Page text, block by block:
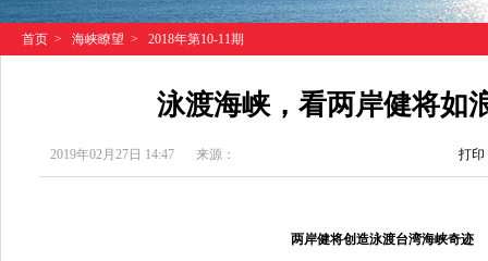
首页 > 海峡瞭望 > 2018年第10-11期
泳渡海峡，看两岸健将如
2019年02月27日 14:47 来源： 打印
两岸健将创造泳渡台湾海峡奇迹